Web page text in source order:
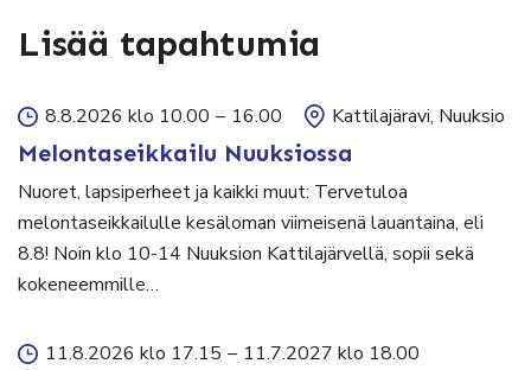
Lisää tapahtumia
8.8.2026 klo 10.00 – 16.00 Kattilajäravi, Nuuksio
Melontaseikkailu Nuuksiossa
Nuoret, lapsiperheet ja kaikki muut: Tervetuloa
melontaseikkailulle kesäloman viimeisenä lauantaina, eli
8.8! Noin klo 10-14 Nuuksion Kattilajärvellä, sopii sekä
kokeneemmille…
11.8.2026 klo 17.15 – 11.7.2027 klo 18.00